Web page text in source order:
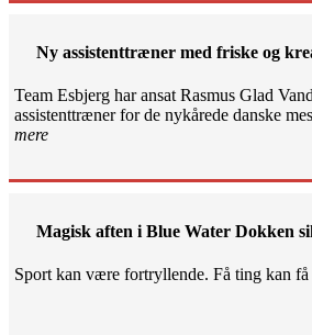
Ny assistenttræner med friske og
Team Esbjerg har ansat Rasmus Glad
assistenttræner for de nykårede danske
mere
Magisk aften i Blue Water Dokken
Sport kan være fortryllende. Få ting kan få